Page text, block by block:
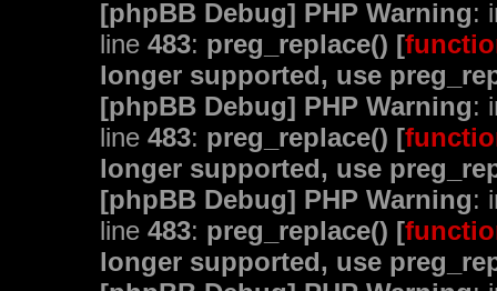
[phpBB Debug] PHP Warning:
line 483: preg_replace() [
longer supported, use
[phpBB Debug] PHP Warning:
line 483: preg_replace() [
longer supported, use
[phpBB Debug] PHP Warning:
line 483: preg_replace() [
longer supported, use